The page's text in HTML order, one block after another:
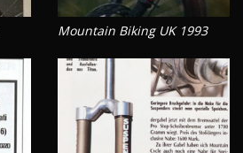
Mountain Biking UK 1993